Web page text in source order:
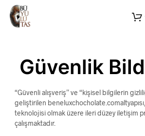
Güvenlik
“Güvenli alışveriş” ve “kişisel bilgilerin
geliştirilen
teknolojisi olmak üzere ileri düzey iletişim
çalışmaktadır.